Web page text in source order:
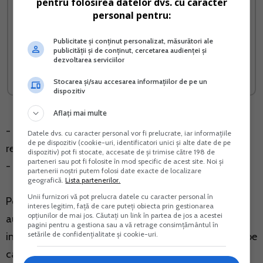
fiscale si evidenta
contabila pentru PFA si SRL
Vreau acest produs →
erori fara amenzi
Vreau acest produs →
- Inregistrarea contractului individual de munca in
registrul de evidenta a salariatilor;
- Inceperea efectiva a activitatii;
Potrivit legislatiei in vigoare, titularul persoanei fizice
autorizate si titularul intreprinderii individuale nu pot
incheia contracte individuale de munca cu entitatile pe
care le reprezinta.
personal pentru:
Publicitate și conținut personalizat, măsurători ale
publicității și de conținut, cercetarea audienței și
dezvoltarea serviciilor
Stocarea și/sau accesarea informațiilor de pe un
dispozitiv
Aflați mai multe
Datele dvs. cu caracter personal vor fi prelucrate, iar informațiile
de pe dispozitiv (cookie-uri, identificatori unici și alte date de pe
dispozitiv) pot fi stocate, accesate de și trimise către 198 de
parteneri sau pot fi folosite în mod specific de acest site. Noi și
partenerii noștri putem folosi date exacte de localizare
geografică.Lista partenerilor.
Unii furnizori vă pot prelucra datele cu caracter personal în
interes legitim, față de care puteți obiecta prin gestionarea
opțiunilor de mai jos. Căutați un link în partea de jos a acestei
pagini pentru a gestiona sau a vă retrage consimțământul în
setările de confidențialitate și cookie-uri.